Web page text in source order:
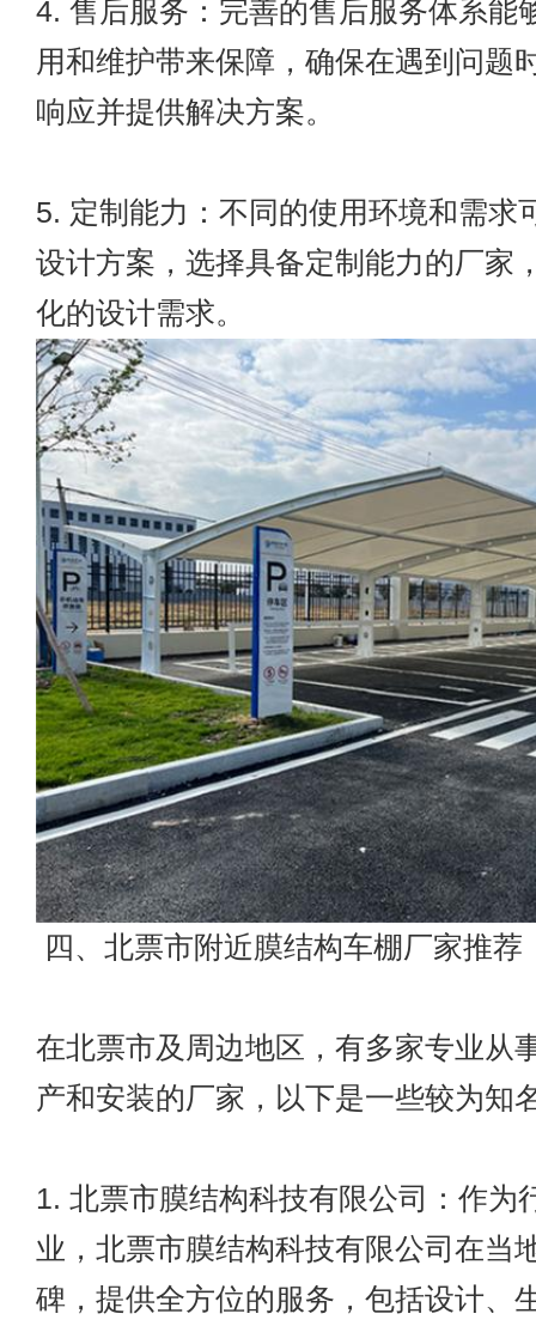
4. 售后服务：完善的售后服务体系能
用和维护带来保障，确保在遇到问题
响应并提供解决方案。
5. 定制能力：不同的使用环境和需求
设计方案，选择具备定制能力的厂家
化的设计需求。
四、北票市附近膜结构车棚厂家推荐
在北票市及周边地区，有多家专业从
产和安装的厂家，以下是一些较为知
1. 北票市膜结构科技有限公司：作为
业，北票市膜结构科技有限公司在当
碑，提供全方位的服务，包括设计、